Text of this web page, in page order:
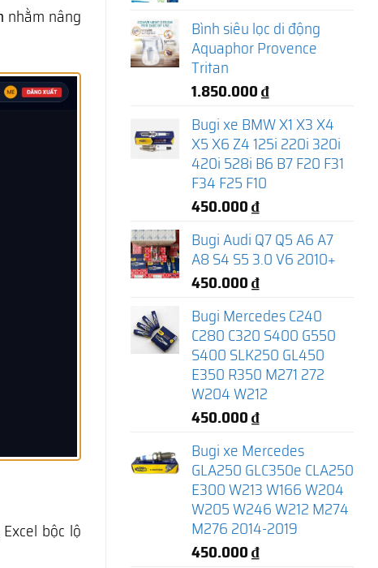
nhằm nâng
bộc lộ
Bình siêu lọc di động
Aquaphor Provence
Tritan
1.850.000₫
Bugi xe BMW X1 X3 X4
X5 X6 Z4 125i 220i 320i
420i 528i B6 B7 F20 F31
F34 F25 F10
450.000₫
Bugi Audi Q7 Q5 A6 A7
A8 S4 S5 3.0 V6 2010+
450.000₫
Bugi Mercedes C240
C280 C320 S400 G550
S400 SLK250 GL450
E350 R350 M271 272
W204 W212
450.000₫
Bugi xe Mercedes
GLA250 GLC350e CLA250
E300 W213 W166 W204
W205 W246 W212 M274
M276 2014-2019
450.000₫